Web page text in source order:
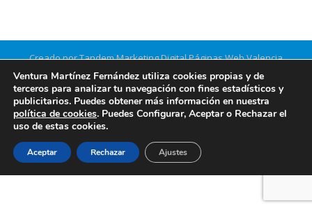
Creado por Tandem Marketing DigitalPáginas Web Valencia
Información legal
Ventura Martínez Fernández utiliza cookies propias y de
terceros para analizar tu navegación con fines estadísticos y
publicitarios. Puedes obtener más información en nuestra
política de cookies. Puedes Configurar, Aceptar o Rechazar el
uso de estas cookies.
Aceptar Rechazar Ajustes